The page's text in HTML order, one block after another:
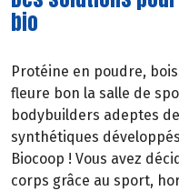
bio
Protéine en poudre,
fleure bon la salle de
bodybuilders adeptes
synthétiques
Biocoop ! Vous avez
corps grâce au sport,